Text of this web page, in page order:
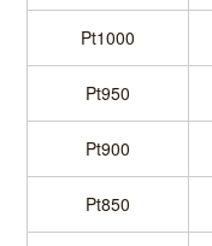
Pt1000
Pt950
Pt900
Pt850